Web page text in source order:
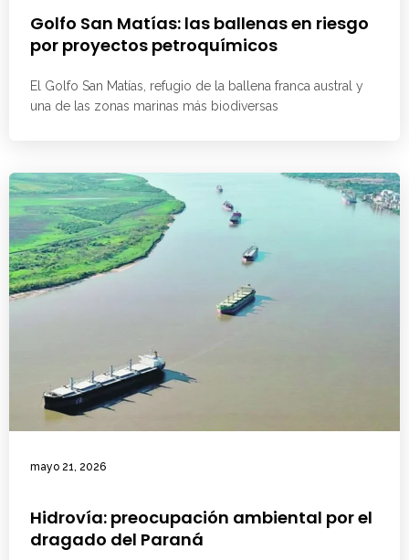
Golfo San Matías: las ballenas en riesgo
por proyectos petroquímicos
El Golfo San Matías, refugio de la ballena franca austral y
una de las zonas marinas más biodiversas
mayo 21, 2026
Hidrovía: preocupación ambiental por el
dragado del Paraná